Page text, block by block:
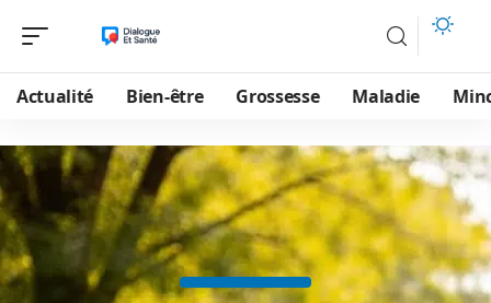
Actualité Bien-être Grossesse Maladie